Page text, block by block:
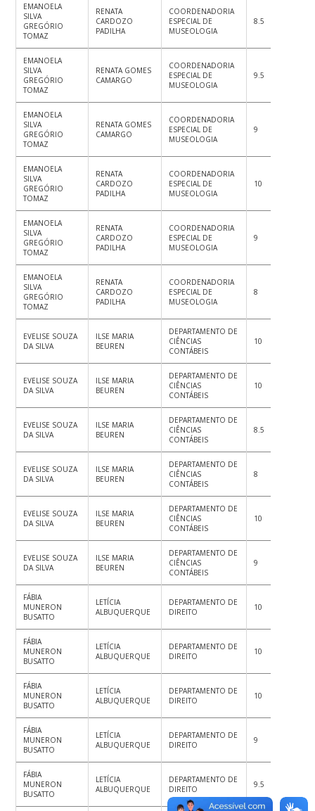
EMANOELA
SILVA
GREGÓRIO
TOMAZ
RENATA
CARDOZO
PADILHA
COORDENADORIA
ESPECIAL DE
MUSEOLOGIA
8.5
EMANOELA
SILVA
GREGÓRIO
TOMAZ
RENATA GOMES
CAMARGO
COORDENADORIA
ESPECIAL DE
MUSEOLOGIA
9.5
EMANOELA
SILVA
GREGÓRIO
TOMAZ
RENATA GOMES
CAMARGO
COORDENADORIA
ESPECIAL DE
MUSEOLOGIA
9
EMANOELA
SILVA
GREGÓRIO
TOMAZ
RENATA
CARDOZO
PADILHA
COORDENADORIA
ESPECIAL DE
MUSEOLOGIA
10
EMANOELA
SILVA
GREGÓRIO
TOMAZ
RENATA
CARDOZO
PADILHA
COORDENADORIA
ESPECIAL DE
MUSEOLOGIA
9
EMANOELA
SILVA
GREGÓRIO
TOMAZ
RENATA
CARDOZO
PADILHA
COORDENADORIA
ESPECIAL DE
MUSEOLOGIA
8
EVELISE SOUZA
DA SILVA
ILSE MARIA
BEUREN
DEPARTAMENTO DE
CIÊNCIAS
CONTÁBEIS
10
EVELISE SOUZA
DA SILVA
ILSE MARIA
BEUREN
DEPARTAMENTO DE
CIÊNCIAS
CONTÁBEIS
10
EVELISE SOUZA
DA SILVA
ILSE MARIA
BEUREN
DEPARTAMENTO DE
CIÊNCIAS
CONTÁBEIS
8.5
EVELISE SOUZA
DA SILVA
ILSE MARIA
BEUREN
DEPARTAMENTO DE
CIÊNCIAS
CONTÁBEIS
8
EVELISE SOUZA
DA SILVA
ILSE MARIA
BEUREN
DEPARTAMENTO DE
CIÊNCIAS
CONTÁBEIS
10
EVELISE SOUZA
DA SILVA
ILSE MARIA
BEUREN
DEPARTAMENTO DE
CIÊNCIAS
CONTÁBEIS
9
FÁBIA
MUNERON
BUSATTO
LETÍCIA
ALBUQUERQUE
DEPARTAMENTO DE
DIREITO
10
FÁBIA
MUNERON
BUSATTO
LETÍCIA
ALBUQUERQUE
DEPARTAMENTO DE
DIREITO
10
FÁBIA
MUNERON
BUSATTO
LETÍCIA
ALBUQUERQUE
DEPARTAMENTO DE
DIREITO
10
FÁBIA
MUNERON
BUSATTO
LETÍCIA
ALBUQUERQUE
DEPARTAMENTO DE
DIREITO
9
FÁBIA
MUNERON
BUSATTO
LETÍCIA
ALBUQUERQUE
DEPARTAMENTO DE
DIREITO
9.5